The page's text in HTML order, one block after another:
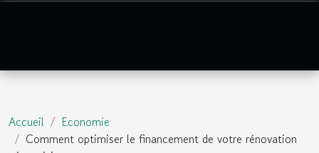
Accueil
Economie
Comment optimiser le financement de votre rénovation